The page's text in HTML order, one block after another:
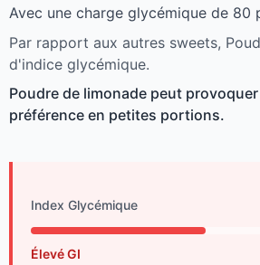
Avec une charge glycémique de
Par rapport aux autres sweets,
d'indice glycémique.
Poudre de limonade peut
préférence en petites portions.
Index Glycémique
Élevé GI